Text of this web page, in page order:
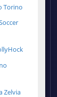
Torino
Zelvia